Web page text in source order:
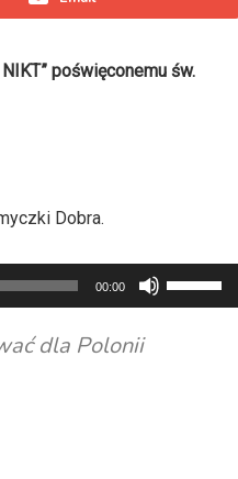
poświęconemu św.
Dobra.
00:00
strzałek
dla Polonii